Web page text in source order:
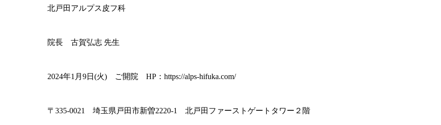
北戸田アルプス皮フ科
院長 古賀弘志 先生
2024年1月9日(火) ご開院 HP： https://alps-hifuka.com/
〒335-0021 埼玉県戸田市新曽2220-1 北戸田ファーストゲートタワー２階